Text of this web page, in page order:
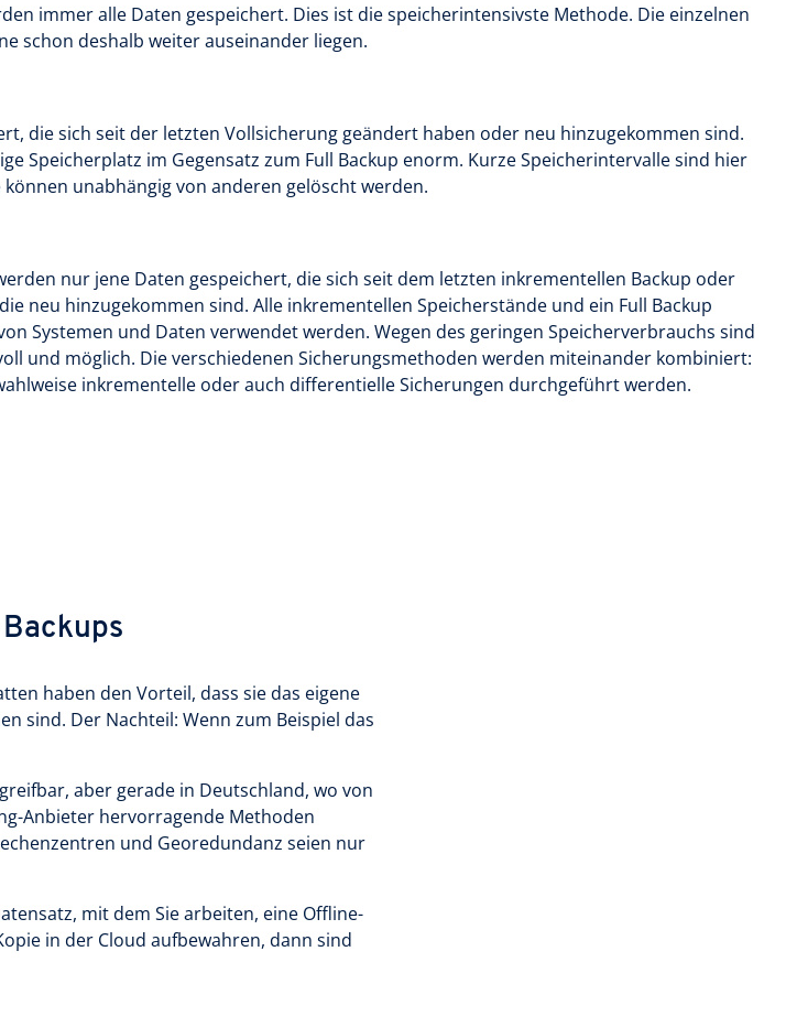
immer alle Daten gespeichert. Dies ist die speicherintensivste Methode. Die einzelnen
schon deshalb weiter auseinander liegen.
die sich seit der letzten Vollsicherung geändert haben oder neu hinzugekommen sind.
Speicherplatz im Gegensatz zum Full Backup enorm. Kurze Speicherintervalle sind hier
können unabhängig von anderen gelöscht werden.
nur jene Daten gespeichert, die sich seit dem letzten inkrementellen Backup oder
neu hinzugekommen sind. Alle inkrementellen Speicherstände und ein Full Backup
Systemen und Daten verwendet werden. Wegen des geringen Speicherverbrauchs sind
und möglich. Die verschiedenen Sicherungsmethoden werden miteinander kombiniert:
inkrementelle oder auch differentielle Sicherungen durchgeführt werden.
haben den Vorteil, dass sie das eigene
sind. Der Nachteil: Wenn zum Beispiel das
aber gerade in Deutschland, wo von
Anbieter hervorragende Methoden
und Georedundanz seien nur
mit dem Sie arbeiten, eine Offline-
in der Cloud aufbewahren, dann sind